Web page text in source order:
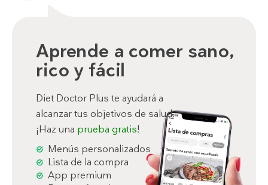
Aprende a comer sano,
rico y fácil
Diet Doctor Plus te ayudará a
alcanzar tus objetivos de salud.
¡Haz una prueba gratis!
Menús personalizados
Lista de la compra
App premium